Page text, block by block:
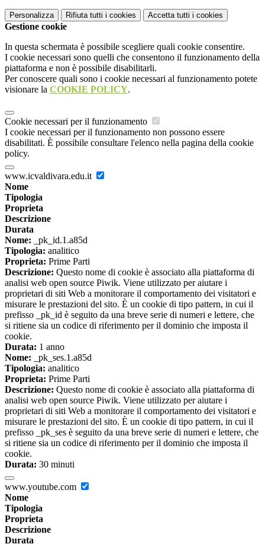
Personalizza Rifiuta tutti i cookies Accetta tutti i cookies
Gestione cookie
In questa schermata è possibile scegliere quali cookie consentire.
I cookie necessari sono quelli che consentono il funzionamento della
piattaforma e non è possibile disabilitarli.
Per conoscere quali sono i cookie necessari al funzionamento potete
visionare la COOKIE POLICY.
Cookie necessari per il funzionamento
I cookie necessari per il funzionamento non possono essere
disabilitati. È possibile consultare l'elenco nella pagina della cookie
policy.
www.icvaldivara.edu.it
Nome
Tipologia
Proprieta
Descrizione
Durata
Nome: _pk_id.1.a85d
Tipologia: analitico
Proprieta: Prime Parti
Descrizione: Questo nome di cookie è associato alla piattaforma di
analisi web open source Piwik. Viene utilizzato per aiutare i
proprietari di siti Web a monitorare il comportamento dei visitatori e
misurare le prestazioni del sito. È un cookie di tipo pattern, in cui il
prefisso _pk_id è seguito da una breve serie di numeri e lettere, che
si ritiene sia un codice di riferimento per il dominio che imposta il
cookie.
Durata: 1 anno
Nome: _pk_ses.1.a85d
Tipologia: analitico
Proprieta: Prime Parti
Descrizione: Questo nome di cookie è associato alla piattaforma di
analisi web open source Piwik. Viene utilizzato per aiutare i
proprietari di siti Web a monitorare il comportamento dei visitatori e
misurare le prestazioni del sito. È un cookie di tipo pattern, in cui il
prefisso _pk_ses è seguito da una breve serie di numeri e lettere, che
si ritiene sia un codice di riferimento per il dominio che imposta il
cookie.
Durata: 30 minuti
www.youtube.com
Nome
Tipologia
Proprieta
Descrizione
Durata